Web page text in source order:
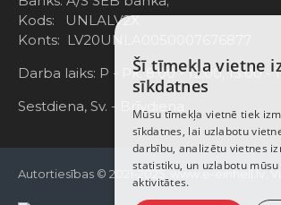
Kods: UNLALV2X
Konts: LV20UNLA0050007676877
Darba laiks: P - Pk. 8:00 - 12:00; 13:00 -
Sestdiena, Sv. - Brīvdiena
Autortiesības © 2021-2025, www.e-einhell.lv,
Šī tīmekļa vietne
sīkdatnes
Mūsu tīmekļa vietnē tiek
sīkdatnes, lai uzlabotu
darbību, analizētu vietnes
statistiku, un uzlabotu
aktivitātes.